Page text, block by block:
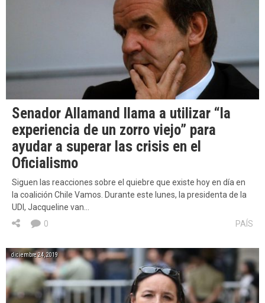
Senador Allamand llama a utilizar “la
experiencia de un zorro viejo” para
ayudar a superar las crisis en el
Oficialismo
Siguen las reacciones sobre el quiebre que existe hoy en día en
la coalición Chile Vamos. Durante este lunes, la presidenta de la
UDI, Jacqueline van…
PAÍS
0
diciembre 24, 2019